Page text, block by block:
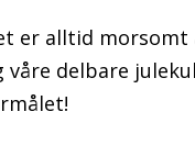
er alltid morsomt
våre delbare